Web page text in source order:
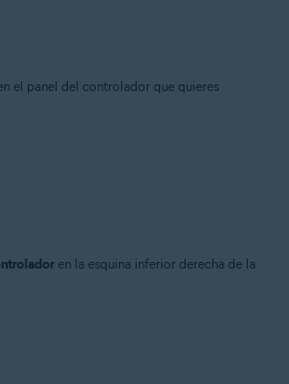
el panel del controlador que quieres
en la esquina inferior derecha de la